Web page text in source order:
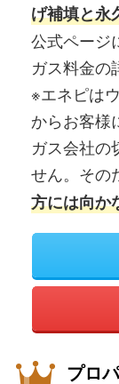
げ補填と永
公式ページ
ガス料金の
※エネピは
からお客様
ガス会社の
せん。その
方には向か
プロ